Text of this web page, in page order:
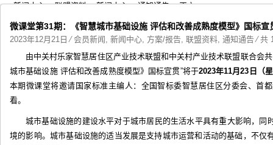
>新闻中心>联盟资料>新闻中心>通知通告> 正文
微课堂第31期：《智慧城市基础设施 评估和改善成熟度模型》国标宣
2023年12月21日 ⁄会员新闻 , 新闻中心, 方案/报告, 联盟资料, 通知通告⁄ 共
由中关村乐家智慧居住区产业技术联盟和中关村产业技术联盟联合会
城市基础设施 评估和改善成熟度模型》国标宣贯”将于2023年11月23日（
本期微课堂将邀请国家标准主编人：全国智标委智慧居住区分委会、首
看。
城市基础设施的建设水平对于城市居民的生活水平具有重大影响，同
境的影响。城市基础设施的适当发展是支持城市运营和活动的基础，不仅